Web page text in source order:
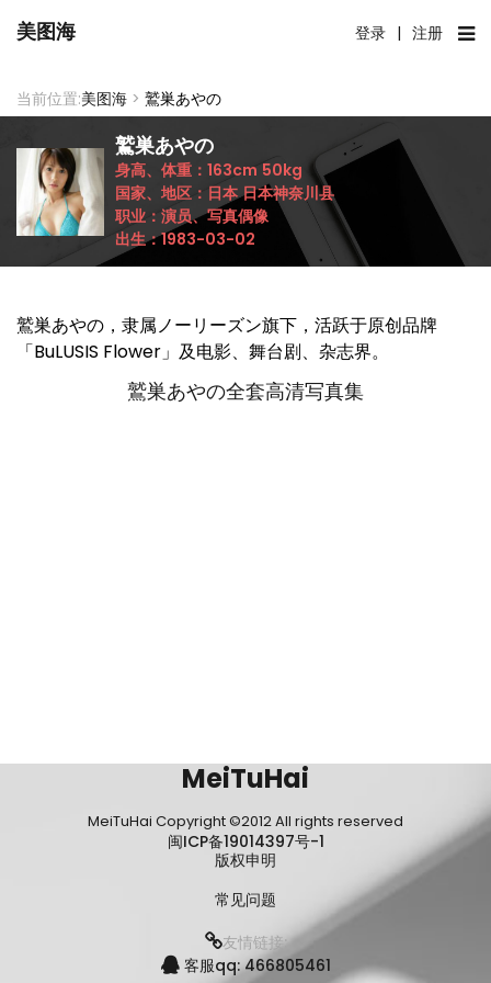
美图海 登录 | 注册
当前位置:美图海 > 鷲巣あやの
鷲巣あやの
身高、体重： 163cm 50kg
国家、地区： 日本 日本神奈川县
职业： 演员、写真偶像
出生：1983-03-02
鷲巣あやの，隶属ノーリーズン旗下，活跃于原创品牌
「BuLUSIS Flower」及电影、舞台剧、杂志界。
鷲巣あやの全套高清写真集
MeiTuHai
MeiTuHai Copyright ©2012 All rights reserved
闽ICP备19014397号-1
版权申明
常见问题
友情链接:
客服qq: 466805461